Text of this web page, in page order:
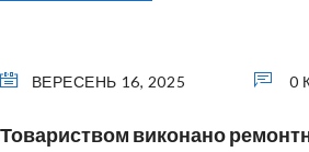
ВЕРЕСЕНЬ 16, 2025 0
Товариством виконано